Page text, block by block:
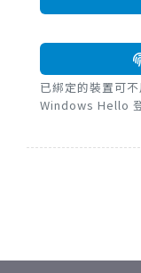
已綁定的裝置可
Windows Hello